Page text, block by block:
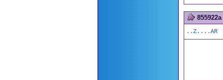
855922a
..Z....AR